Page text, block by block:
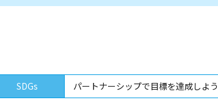
SDGs
パートナーシップで目標を達成しよう